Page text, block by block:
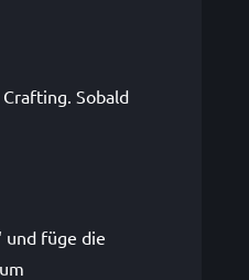
Sobald
und füge die